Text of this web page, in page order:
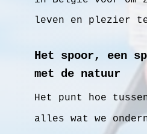
leven en plezier te
Het spoor, een
met de natuur
Het punt hoe
alles wat we